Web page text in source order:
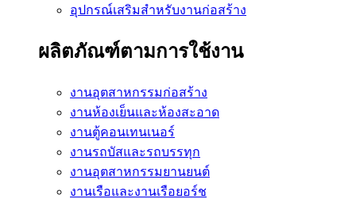
อุปกรณ์เสริมสำหรับงานก่อสร้าง
ผลิตภัณฑ์ตามการใช้งาน
งานอุตสาหกรรมก่อสร้าง
งานห้องเย็นและห้องสะอาด
งานตู้คอนเทนเนอร์
งานรถบัสและรถบรรทุก
งานอุตสาหกรรมยานยนต์
งานเรือและงานเรือยอร์ช